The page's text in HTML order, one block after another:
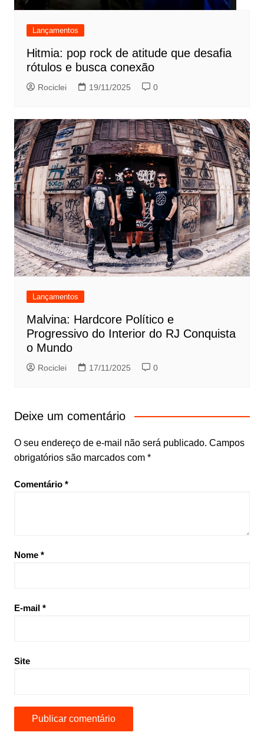
Lançamentos
Hitmia: pop rock de atitude que desafia
rótulos e busca conexão
Rociclei 19/11/2025 0
Lançamentos
Malvina: Hardcore Político e
Progressivo do Interior do RJ Conquista
o Mundo
Rociclei 17/11/2025 0
Deixe um comentário
O seu endereço de e-mail não será publicado. Campos
obrigatórios são marcados com *
Comentário *
Nome *
E-mail *
Site